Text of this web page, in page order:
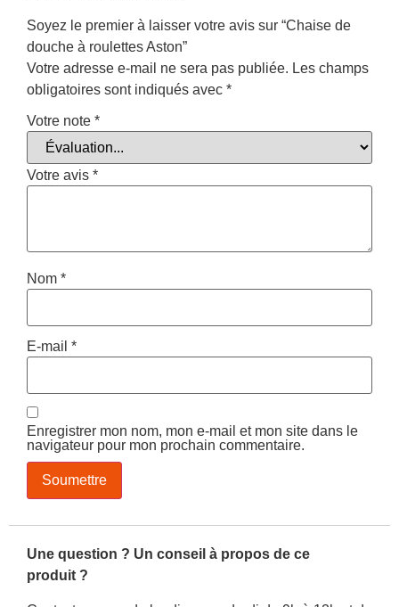
Soyez le premier à laisser votre avis sur “Chaise de
douche à roulettes Aston”
Votre adresse e-mail ne sera pas publiée. Les champs
obligatoires sont indiqués avec *
Votre note *
Votre avis *
Nom *
E-mail *
Enregistrer mon nom, mon e-mail et mon site dans le
navigateur pour mon prochain commentaire.
Une question ? Un conseil à propos de ce
produit ?